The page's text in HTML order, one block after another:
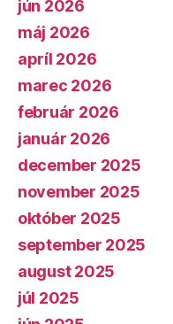
jún 2026
máj 2026
apríl 2026
marec 2026
február 2026
január 2026
december 2025
november 2025
október 2025
september 2025
august 2025
júl 2025